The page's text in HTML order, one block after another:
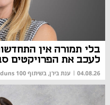
בלי תמורה אין
לעכב את הפרויקטים
04.08.26
| ענת בירן, בשיתוף duns 100